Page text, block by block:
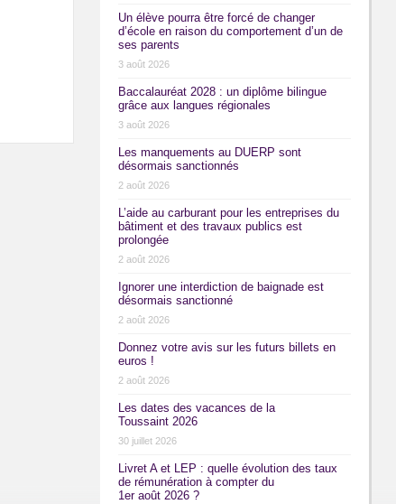
Un élève pourra être forcé de changer
d’école en raison du comportement d’un de
ses parents
3 août 2026
Baccalauréat 2028 : un diplôme bilingue
grâce aux langues régionales
3 août 2026
Les manquements au DUERP sont
désormais sanctionnés
2 août 2026
L’aide au carburant pour les entreprises du
bâtiment et des travaux publics est
prolongée
2 août 2026
Ignorer une interdiction de baignade est
désormais sanctionné
2 août 2026
Donnez votre avis sur les futurs billets en
euros !
2 août 2026
Les dates des vacances de la
Toussaint 2026
30 juillet 2026
Livret A et LEP : quelle évolution des taux
de rémunération à compter du
1er août 2026 ?